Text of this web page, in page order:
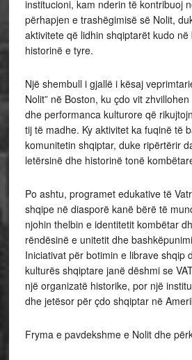
institucioni, kam nderin të kontribuoj
përhapjen e trashëgimisë së Nolit,
aktivitete që lidhin shqiptarët kudo
historinë e tyre.
Një shembull i gjallë i kësaj
Nolit” në Boston, ku çdo vit
dhe performanca kulturore që
tij të madhe. Ky aktivitet ka fuqinë të
komunitetin shqiptar, duke ripërtërir
letërsinë dhe historinë tonë
Po ashtu, programet edukative të
shqipe në diasporë kanë bërë të
njohin thelbin e identitetit kombëtar
rëndësinë e unitetit dhe
Iniciativat për botimin e librave shqip
kulturës shqiptare janë dëshmi se
një organizatë historike, por një
dhe jetësor për çdo shqiptar në
Fryma e pavdekshme e Nolit dhe